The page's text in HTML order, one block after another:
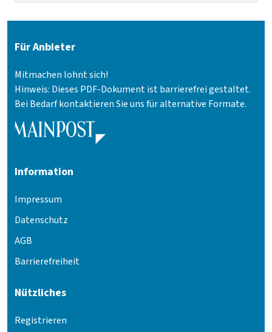
Für Anbieter
Mitmachen lohnt sich!
Hinweis: Dieses PDF-Dokument ist barrierefrei gestaltet.
Bei Bedarf kontaktieren Sie uns für alternative Formate.
Information
Impressum
Datenschutz
AGB
Barrierefreiheit
Nützliches
Registrieren